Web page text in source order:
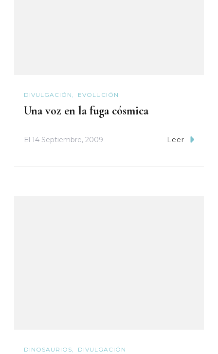
DIVULGACIÓN EVOLUCIÓN
Una voz en la fuga cósmica
El 14 Septiembre, 2009 Leer
DINOSAURIOS DIVULGACIÓN